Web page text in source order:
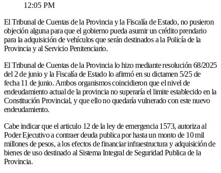
12:05 PM
El Tribunal de Cuentas de la Provincia y la Fiscalía de Estado, no pusieron
objeción alguna para que el gobierno pueda asumir un crédito prendario
para la adquisición de vehículos que serán destinados a la Policía de la
Provincia y al Servicio Penitenciario.
El Tribunal de Cuentas de la Provincia lo hizo mediante resolución 68/2025
del 2 de junio y la Fiscalía de Estado lo afirmó en su dictamen 5/25 de
fecha 11 de junio. Ambos organismos coincidieron que el nivel de
endeudamiento actual de la provincia no superaría el limite establecido en la
Constitución Provincial, y que ello no quedaría vulnerado con este nuevo
endeudamiento.
Cabe indicar que el articulo 12 de la ley de emergencia 1573, autoriza al
Poder Ejecutivo a contraer deuda publica por hasta un monto de 10 mil
millones de pesos, a los efectos de financiar infraestructura y adquisición de
bienes de uso destinado al Sistema Integral de Seguridad Publica de la
Provincia.